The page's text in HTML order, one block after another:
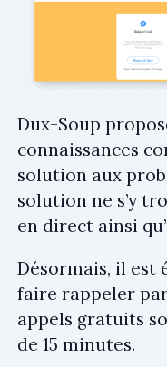
Dux-Soup
connaissances
solution aux
solution ne s’y
en direct ainsi
Désormais, il est
faire rappeler par
appels gratuits
de 15 minutes.